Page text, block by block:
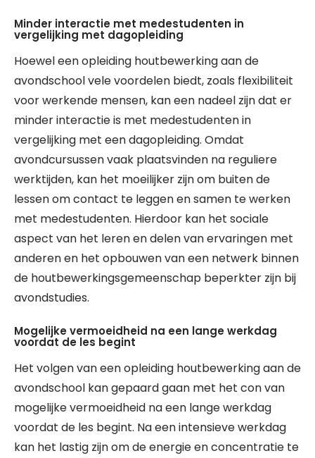
Minder interactie met medestudenten in
vergelijking met dagopleiding
Hoewel een opleiding houtbewerking aan de
avondschool vele voordelen biedt, zoals flexibiliteit
voor werkende mensen, kan een nadeel zijn dat er
minder interactie is met medestudenten in
vergelijking met een dagopleiding. Omdat
avondcursussen vaak plaatsvinden na reguliere
werktijden, kan het moeilijker zijn om buiten de
lessen om contact te leggen en samen te werken
met medestudenten. Hierdoor kan het sociale
aspect van het leren en delen van ervaringen met
anderen en het opbouwen van een netwerk binnen
de houtbewerkingsgemeenschap beperkter zijn bij
avondstudies.
Mogelijke vermoeidheid na een lange werkdag
voordat de les begint
Het volgen van een opleiding houtbewerking aan de
avondschool kan gepaard gaan met het con van
mogelijke vermoeidheid na een lange werkdag
voordat de les begint. Na een intensieve werkdag
kan het lastig zijn om de energie en concentratie te